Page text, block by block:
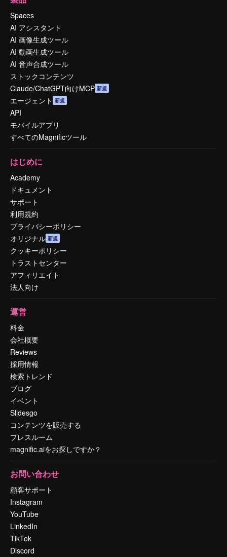
Spaces
AI アシスタント
AI 画像生成ツール
AI 動画生成ツール
AI 音声合成ツール
ストックコンテンツ
Claude/ChatGPT向けMCP 新規
エージェント 新規
API
モバイルアプリ
すべてのMagnificツール
はじめに
Academy
ドキュメント
サポート
利用規約
プライバシーポリシー
オリジナル 新規
クッキーポリシー
トラストセンター
アフィリエイト
法人向け
運営
料金
会社概要
Reviews
採用情報
検索トレンド
ブログ
イベント
Slidesgo
コンテンツを販売する
プレスルーム
magnific.aiをお探しですか？
お問い合わせ
顧客サポート
Instagram
YouTube
LinkedIn
TikTok
Discord